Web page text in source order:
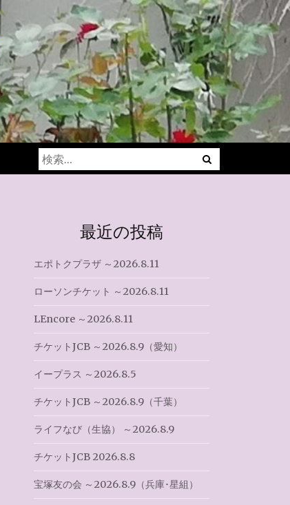
検
索:
最近の投稿
エポトクプラザ ～2026.8.11
ローソンチケット ～2026.8.11
LEncore ～2026.8.11
チケットJCB ～2026.8.9（愛知）
イープラス ～2026.8.5
チケットJCB ～2026.8.9（千葉）
ライフなび（生協） ～2026.8.9
チケットJCB 2026.8.8
宝塚友の会 ～2026.8.9（兵庫･星組）